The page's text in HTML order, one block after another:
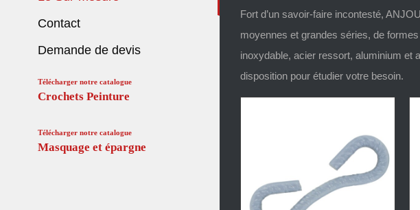
Contact
Demande de devis
Télécharger notre catalogue
Crochets Peinture
Télécharger notre catalogue
Masquage et épargne
Fort d’un savoir-faire incontesté,
moyennes et grandes séries, de
inoxydable, acier ressort, aluminium et
disposition pour étudier votre besoin.